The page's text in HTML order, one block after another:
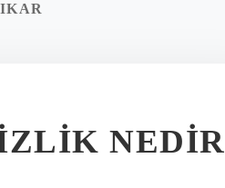
NEDIR